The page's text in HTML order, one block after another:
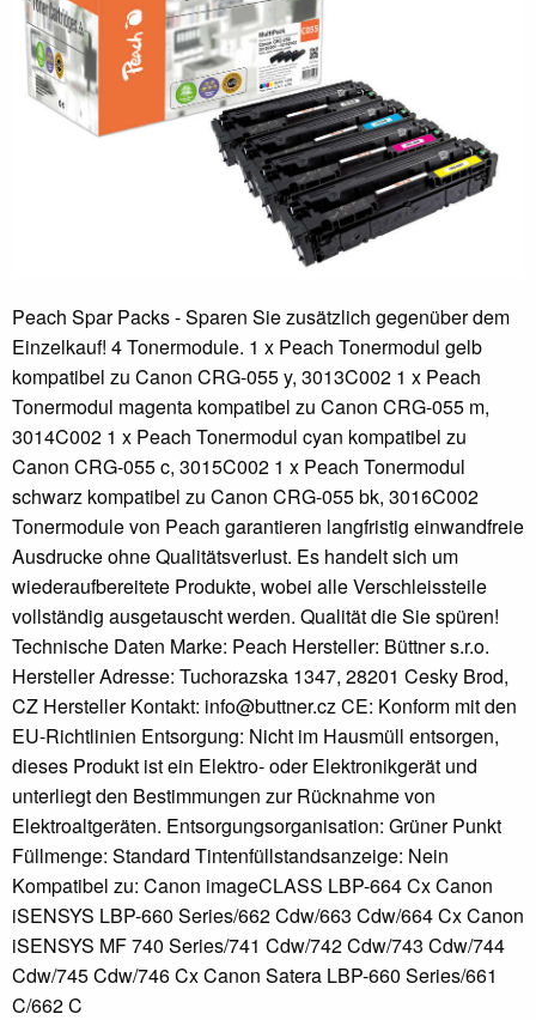
Peach Spar Packs - Sparen Sie zusätzlich gegenüber dem
Einzelkauf! 4 Tonermodule. 1 x Peach Tonermodul gelb
kompatibel zu Canon CRG-055 y, 3013C002 1 x Peach
Tonermodul magenta kompatibel zu Canon CRG-055 m,
3014C002 1 x Peach Tonermodul cyan kompatibel zu
Canon CRG-055 c, 3015C002 1 x Peach Tonermodul
schwarz kompatibel zu Canon CRG-055 bk, 3016C002
Tonermodule von Peach garantieren langfristig einwandfreie
Ausdrucke ohne Qualitätsverlust. Es handelt sich um
wiederaufbereitete Produkte, wobei alle Verschleissteile
vollständig ausgetauscht werden. Qualität die Sie spüren!
Technische Daten Marke: Peach Hersteller: Büttner s.r.o.
Hersteller Adresse: Tuchorazska 1347, 28201 Cesky Brod,
CZ Hersteller Kontakt: info@buttner.cz CE: Konform mit den
EU-Richtlinien Entsorgung: Nicht im Hausmüll entsorgen,
dieses Produkt ist ein Elektro- oder Elektronikgerät und
unterliegt den Bestimmungen zur Rücknahme von
Elektroaltgeräten. Entsorgungsorganisation: Grüner Punkt
Füllmenge: Standard Tintenfüllstandsanzeige: Nein
Kompatibel zu: Canon imageCLASS LBP-664 Cx Canon
iSENSYS LBP-660 Series/662 Cdw/663 Cdw/664 Cx Canon
iSENSYS MF 740 Series/741 Cdw/742 Cdw/743 Cdw/744
Cdw/745 Cdw/746 Cx Canon Satera LBP-660 Series/661
C/662 C